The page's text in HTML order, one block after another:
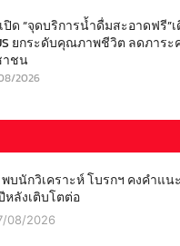
ปิด “จุดบริการน้ำดื่มสะอาดฟรี”
ยกระดับคุณภาพชีวิต ลดภาร
าชน
2026
พบนักวิเคราะห์ โบรกฯ คงคำแน
หลังเติบโตต่อ
08/2026